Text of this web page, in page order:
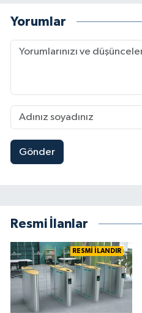
Yorumlar
Gönder
Resmi İlanlar
RESMİ İLANDIR